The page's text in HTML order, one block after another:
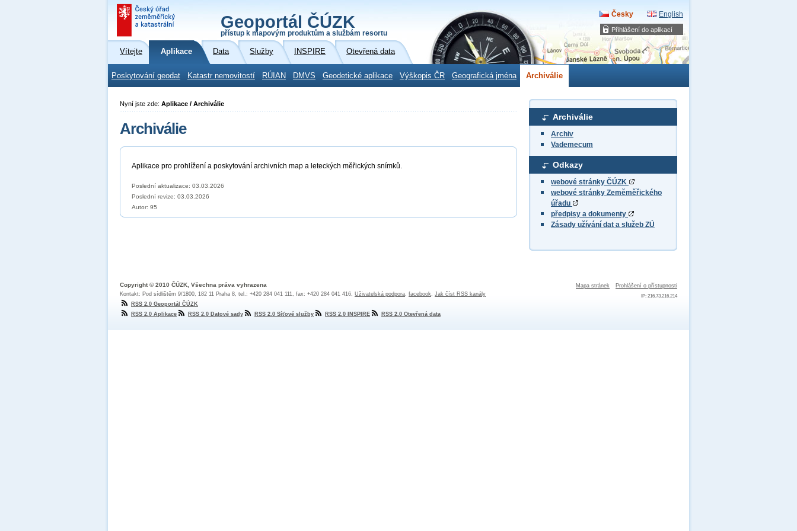
Přihlášení do aplikací
Geoportál ČÚZK
přístup k mapovým produktům a službám resortu
Česky English
Vítejte Aplikace Data Služby INSPIRE Otevřená data
Poskytování geodat Katastr nemovitostí RÚIAN DMVS Geodetické aplikace Výškopis ČR Geografická jména Archiválie
Archiválie
Archiv
Vademecum
Odkazy
webové stránky ČÚZK
webové stránky Zeměměřického
úřadu
předpisy a dokumenty
Zásady užívání dat a služeb ZÚ
Nyní jste zde: Aplikace / Archiválie
Archiválie
Aplikace pro prohlížení a poskytování archivních map a leteckých měřických snímků.
Poslední aktualizace: 03.03.2026
Poslední revize: 03.03.2026
Autor: 95
Mapa stránek Prohlášení o přístupnosti
IP: 216.73.216.214
Copyright © 2010 ČÚZK, Všechna práva vyhrazena
Kontakt: Pod sídlištěm 9/1800, 182 11 Praha 8, tel.: +420 284 041 111, fax: +420 284 041 416, Uživatelská podpora, facebook, Jak číst RSS kanály
RSS 2.0 Geoportál ČÚZK
RSS 2.0 Aplikace
RSS 2.0 Datové sady RSS 2.0 Síťové služby RSS 2.0 INSPIRE RSS 2.0 Otevřená data